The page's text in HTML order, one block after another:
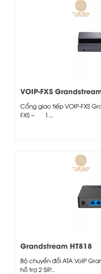
VOIP-FXS
Cổng giao tiếp VOIP-FXS
FXS – 1...
Grandstream HT818
Bộ chuyển đổi ATA VoIP
hỗ trợ 2 SIP...